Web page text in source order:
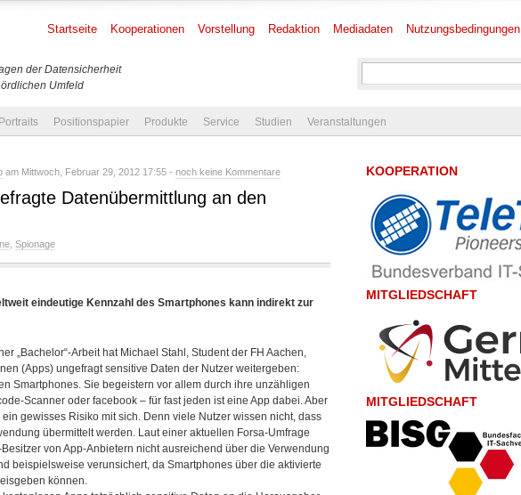
der Datensicherheit
Umfeld
Startseite Kooperationen Vorstellung Redaktion Mediadaten Nutzungsbedingungen
Portraits Positionspapier Produkte Service Studien Veranstaltungen
am Mittwoch, Februar 29, 2012 17:55 - noch keine Kommentare
Datenübermittlung an den
Spionage
eindeutige Kennzahl des Smartphones kann indirekt zur
„Bachelor“-Arbeit hat Michael Stahl, Student der FH Aachen,
(Apps) ungefragt sensitive Daten der Nutzer weitergeben:
Smartphones. Sie begeistern vor allem durch ihre unzähligen
Scanner oder facebook – für fast jeden ist eine App dabei. Aber
gewisses Risiko mit sich. Denn viele Nutzer wissen nicht, dass
übermittelt werden. Laut einer aktuellen Forsa-Umfrage
von App-Anbietern nicht ausreichend über die Verwendung
beispielsweise verunsichert, da Smartphones über die aktivierte
können.
KOOPERATION
MITGLIEDSCHAFT
MITGLIEDSCHAFT